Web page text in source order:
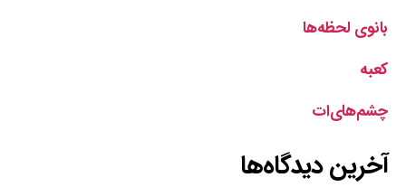
بانوی لحظه‌ها
کعبه
چشم‌های‌ات
آخرین دیدگاه‌ها